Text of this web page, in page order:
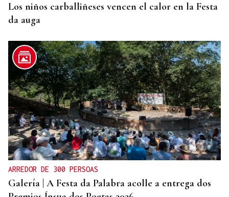
Los niños carballiñeses vencen el calor en la Festa
da auga
ARREDOR DE 300 PERSOAS
Galería | A Festa da Palabra acolle a entrega dos